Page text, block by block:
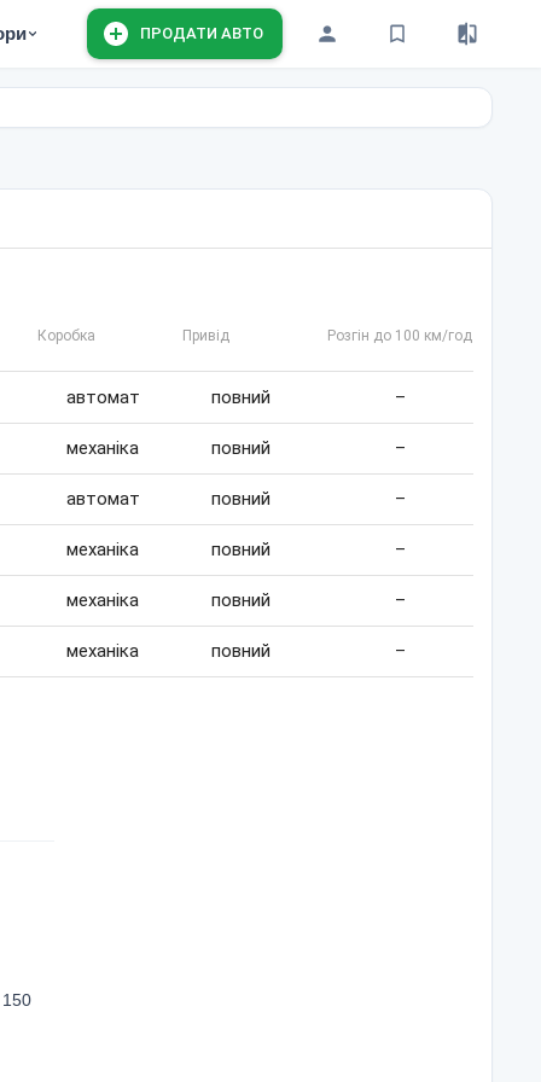
ПРОДАТИ АВТО
Коробка Привід Розгін до 100 км/год
автомат повний –
механіка повний –
автомат повний –
механіка повний –
механіка повний –
механіка повний –
150